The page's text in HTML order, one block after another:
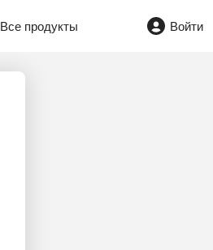
Все продукты Войти